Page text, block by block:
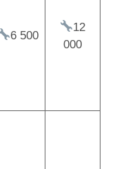
6 500
12
000